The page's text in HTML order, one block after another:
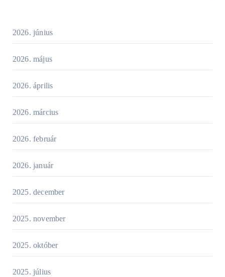
2026. június
2026. május
2026. április
2026. március
2026. február
2026. január
2025. december
2025. november
2025. október
2025. július